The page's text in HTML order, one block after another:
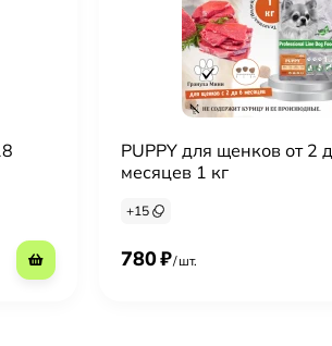
PUPPY для щенков от 2
месяцев 1 кг
+15
780₽/ шт.